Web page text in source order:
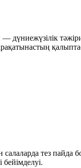
тез пайда